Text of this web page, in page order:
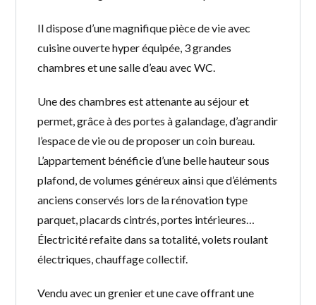
E
Il dispose d’une magnifique pièce de vie avec
cuisine ouverte hyper équipée, 3 grandes
chambres et une salle d’eau avec WC.
Une des chambres est attenante au séjour et
permet, grâce à des portes à galandage, d’agrandir
l’espace de vie ou de proposer un coin bureau.
L’appartement bénéficie d’une belle hauteur sous
plafond, de volumes généreux ainsi que d’éléments
anciens conservés lors de la rénovation type
parquet, placards cintrés, portes intérieures…
Électricité refaite dans sa totalité, volets roulant
électriques, chauffage collectif.
Vendu avec un grenier et une cave offrant une